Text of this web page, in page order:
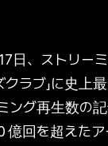
日、ストリー
ラブ」に史上
グ再生数の
億回を超えた